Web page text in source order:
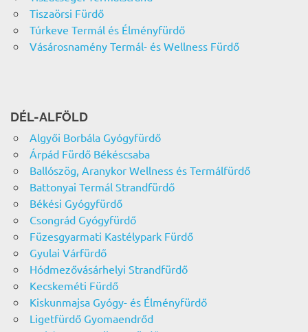
Tiszaörsi Fürdő
Túrkeve Termál és Élményfürdő
Vásárosnamény Termál- és Wellness Fürdő
DÉL-ALFÖLD
Algyői Borbála Gyógyfürdő
Árpád Fürdő Békéscsaba
Ballószög, Aranykor Wellness és Termálfürdő
Battonyai Termál Strandfürdő
Békési Gyógyfürdő
Csongrád Gyógyfürdő
Füzesgyarmati Kastélypark Fürdő
Gyulai Várfürdő
Hódmezővásárhelyi Strandfürdő
Kecskeméti Fürdő
Kiskunmajsa Gyógy- és Élményfürdő
Ligetfürdő Gyomaendrőd